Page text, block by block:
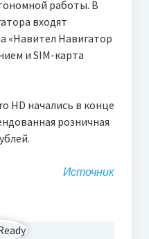
работы. В
входят
«Навител Навигатор
и SIM-карта
HD начались в конце
розничная
Источник